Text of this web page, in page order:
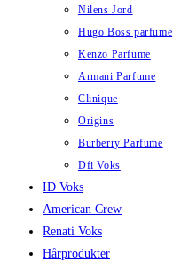
Nilens Jord
Hugo Boss parfume
Kenzo Parfume
Armani Parfume
Clinique
Origins
Burberry Parfume
Dfi Voks
ID Voks
American Crew
Renati Voks
Hårprodukter